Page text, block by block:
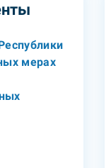
мерах